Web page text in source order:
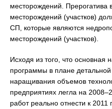
месторождений. Прерогатива
месторождений (участков)
СП, которые являются
месторождений (участков).
Исходя из того, что основная
программы в плане
наращивания объемов
предприятиях легла на
работ реально отнести к 2011